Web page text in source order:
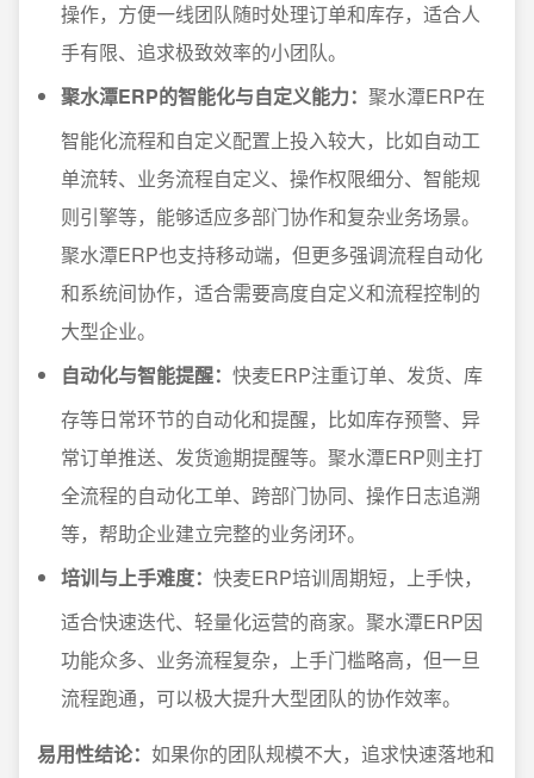
操作，方便一线团队随时处理订单和库存，适合人
手有限、追求极致效率的小团队。
聚水潭ERP的智能化与自定义能力： 聚水潭ERP在
智能化流程和自定义配置上投入较大，比如自动工
单流转、业务流程自定义、操作权限细分、智能规
则引擎等，能够适应多部门协作和复杂业务场景。
聚水潭ERP也支持移动端，但更多强调流程自动化
和系统间协作，适合需要高度自定义和流程控制的
大型企业。
自动化与智能提醒： 快麦ERP注重订单、发货、库
存等日常环节的自动化和提醒，比如库存预警、异
常订单推送、发货逾期提醒等。聚水潭ERP则主打
全流程的自动化工单、跨部门协同、操作日志追溯
等，帮助企业建立完整的业务闭环。
培训与上手难度： 快麦ERP培训周期短，上手快，
适合快速迭代、轻量化运营的商家。聚水潭ERP因
功能众多、业务流程复杂，上手门槛略高，但一旦
流程跑通，可以极大提升大型团队的协作效率。
易用性结论： 如果你的团队规模不大，追求快速落地和